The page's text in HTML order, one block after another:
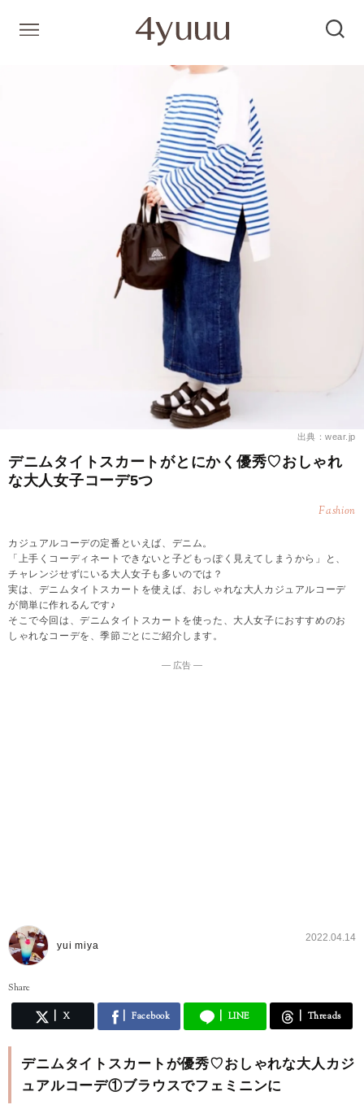
出典：wear.jp
デニムタイトスカートがとにかく優秀♡おしゃれ
な大人女子コーデ5つ
Fashion
カジュアルコーデの定番といえば、デニム。
「上手くコーディネートできないと子どもっぽく見えてしまうから」と、
チャレンジせずにいる大人女子も多いのでは？
実は、デニムタイトスカートを使えば、おしゃれな大人カジュアルコーデ
が簡単に作れるんです♪
そこで今回は、デニムタイトスカートを使った、大人女子におすすめのお
しゃれなコーデを、季節ごとにご紹介します。
― 広告 ―
yui miya
2022.04.14
Share
X Facebook LINE Threads
デニムタイトスカートが優秀♡おしゃれな大人カジ
ュアルコーデ①ブラウスでフェミニンに